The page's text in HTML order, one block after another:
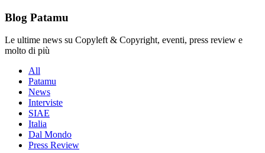
Blog Patamu
Le ultime news su Copyleft & Copyright, eventi, press review e
molto di più
All
Patamu
News
Interviste
SIAE
Italia
Dal Mondo
Press Review